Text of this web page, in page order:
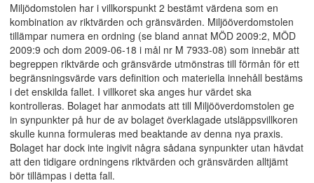
Miljödomstolen har i villkorspunkt 2 bestämt värdena som en
kombination av riktvärden och gränsvärden. Miljööverdomstolen
tillämpar numera en ordning (se bland annat MÖD 2009:2, MÖD
2009:9 och dom 2009-06-18 i mål nr M 7933-08) som innebär att
begreppen riktvärde och gränsvärde utmönstras till förmån för ett
begränsningsvärde vars definition och materiella innehåll bestäms
i det enskilda fallet. I villkoret ska anges hur värdet ska
kontrolleras. Bolaget har anmodats att till Miljööverdomstolen ge
in synpunkter på hur de av bolaget överklagade utsläppsvillkoren
skulle kunna formuleras med beaktande av denna nya praxis.
Bolaget har dock inte ingivit några sådana synpunkter utan hävdat
att den tidigare ordningens riktvärden och gränsvärden alltjämt
bör tillämpas i detta fall.